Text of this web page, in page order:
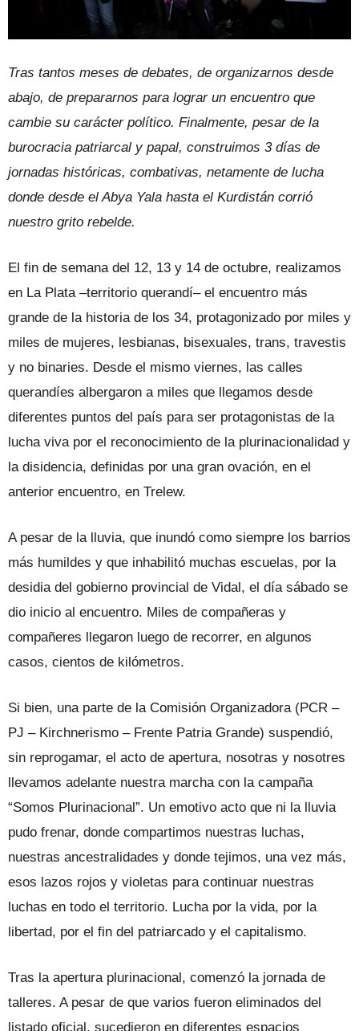
Tras tantos meses de debates, de organizarnos desde
abajo, de prepararnos para lograr un encuentro que
cambie su carácter político. Finalmente, pesar de la
burocracia patriarcal y papal, construimos 3 días de
jornadas históricas, combativas, netamente de lucha
donde desde el Abya Yala hasta el Kurdistán corrió
nuestro grito rebelde.
El fin de semana del 12, 13 y 14 de octubre, realizamos
en La Plata –territorio querandí– el encuentro más
grande de la historia de los 34, protagonizado por miles y
miles de mujeres, lesbianas, bisexuales, trans, travestis
y no binaries. Desde el mismo viernes, las calles
querandíes albergaron a miles que llegamos desde
diferentes puntos del país para ser protagonistas de la
lucha viva por el reconocimiento de la plurinacionalidad y
la disidencia, definidas por una gran ovación, en el
anterior encuentro, en Trelew.
A pesar de la lluvia, que inundó como siempre los barrios
más humildes y que inhabilitó muchas escuelas, por la
desidia del gobierno provincial de Vidal, el día sábado se
dio inicio al encuentro. Miles de compañeras y
compañeres llegaron luego de recorrer, en algunos
casos, cientos de kilómetros.
Si bien, una parte de la Comisión Organizadora (PCR –
PJ – Kirchnerismo – Frente Patria Grande) suspendió,
sin reprogamar, el acto de apertura, nosotras y nosotres
llevamos adelante nuestra marcha con la campaña
“Somos Plurinacional”. Un emotivo acto que ni la lluvia
pudo frenar, donde compartimos nuestras luchas,
nuestras ancestralidades y donde tejimos, una vez más,
esos lazos rojos y violetas para continuar nuestras
luchas en todo el territorio. Lucha por la vida, por la
libertad, por el fin del patriarcado y el capitalismo.
Tras la apertura plurinacional, comenzó la jornada de
talleres. A pesar de que varios fueron eliminados del
listado oficial, sucedieron en diferentes espacios